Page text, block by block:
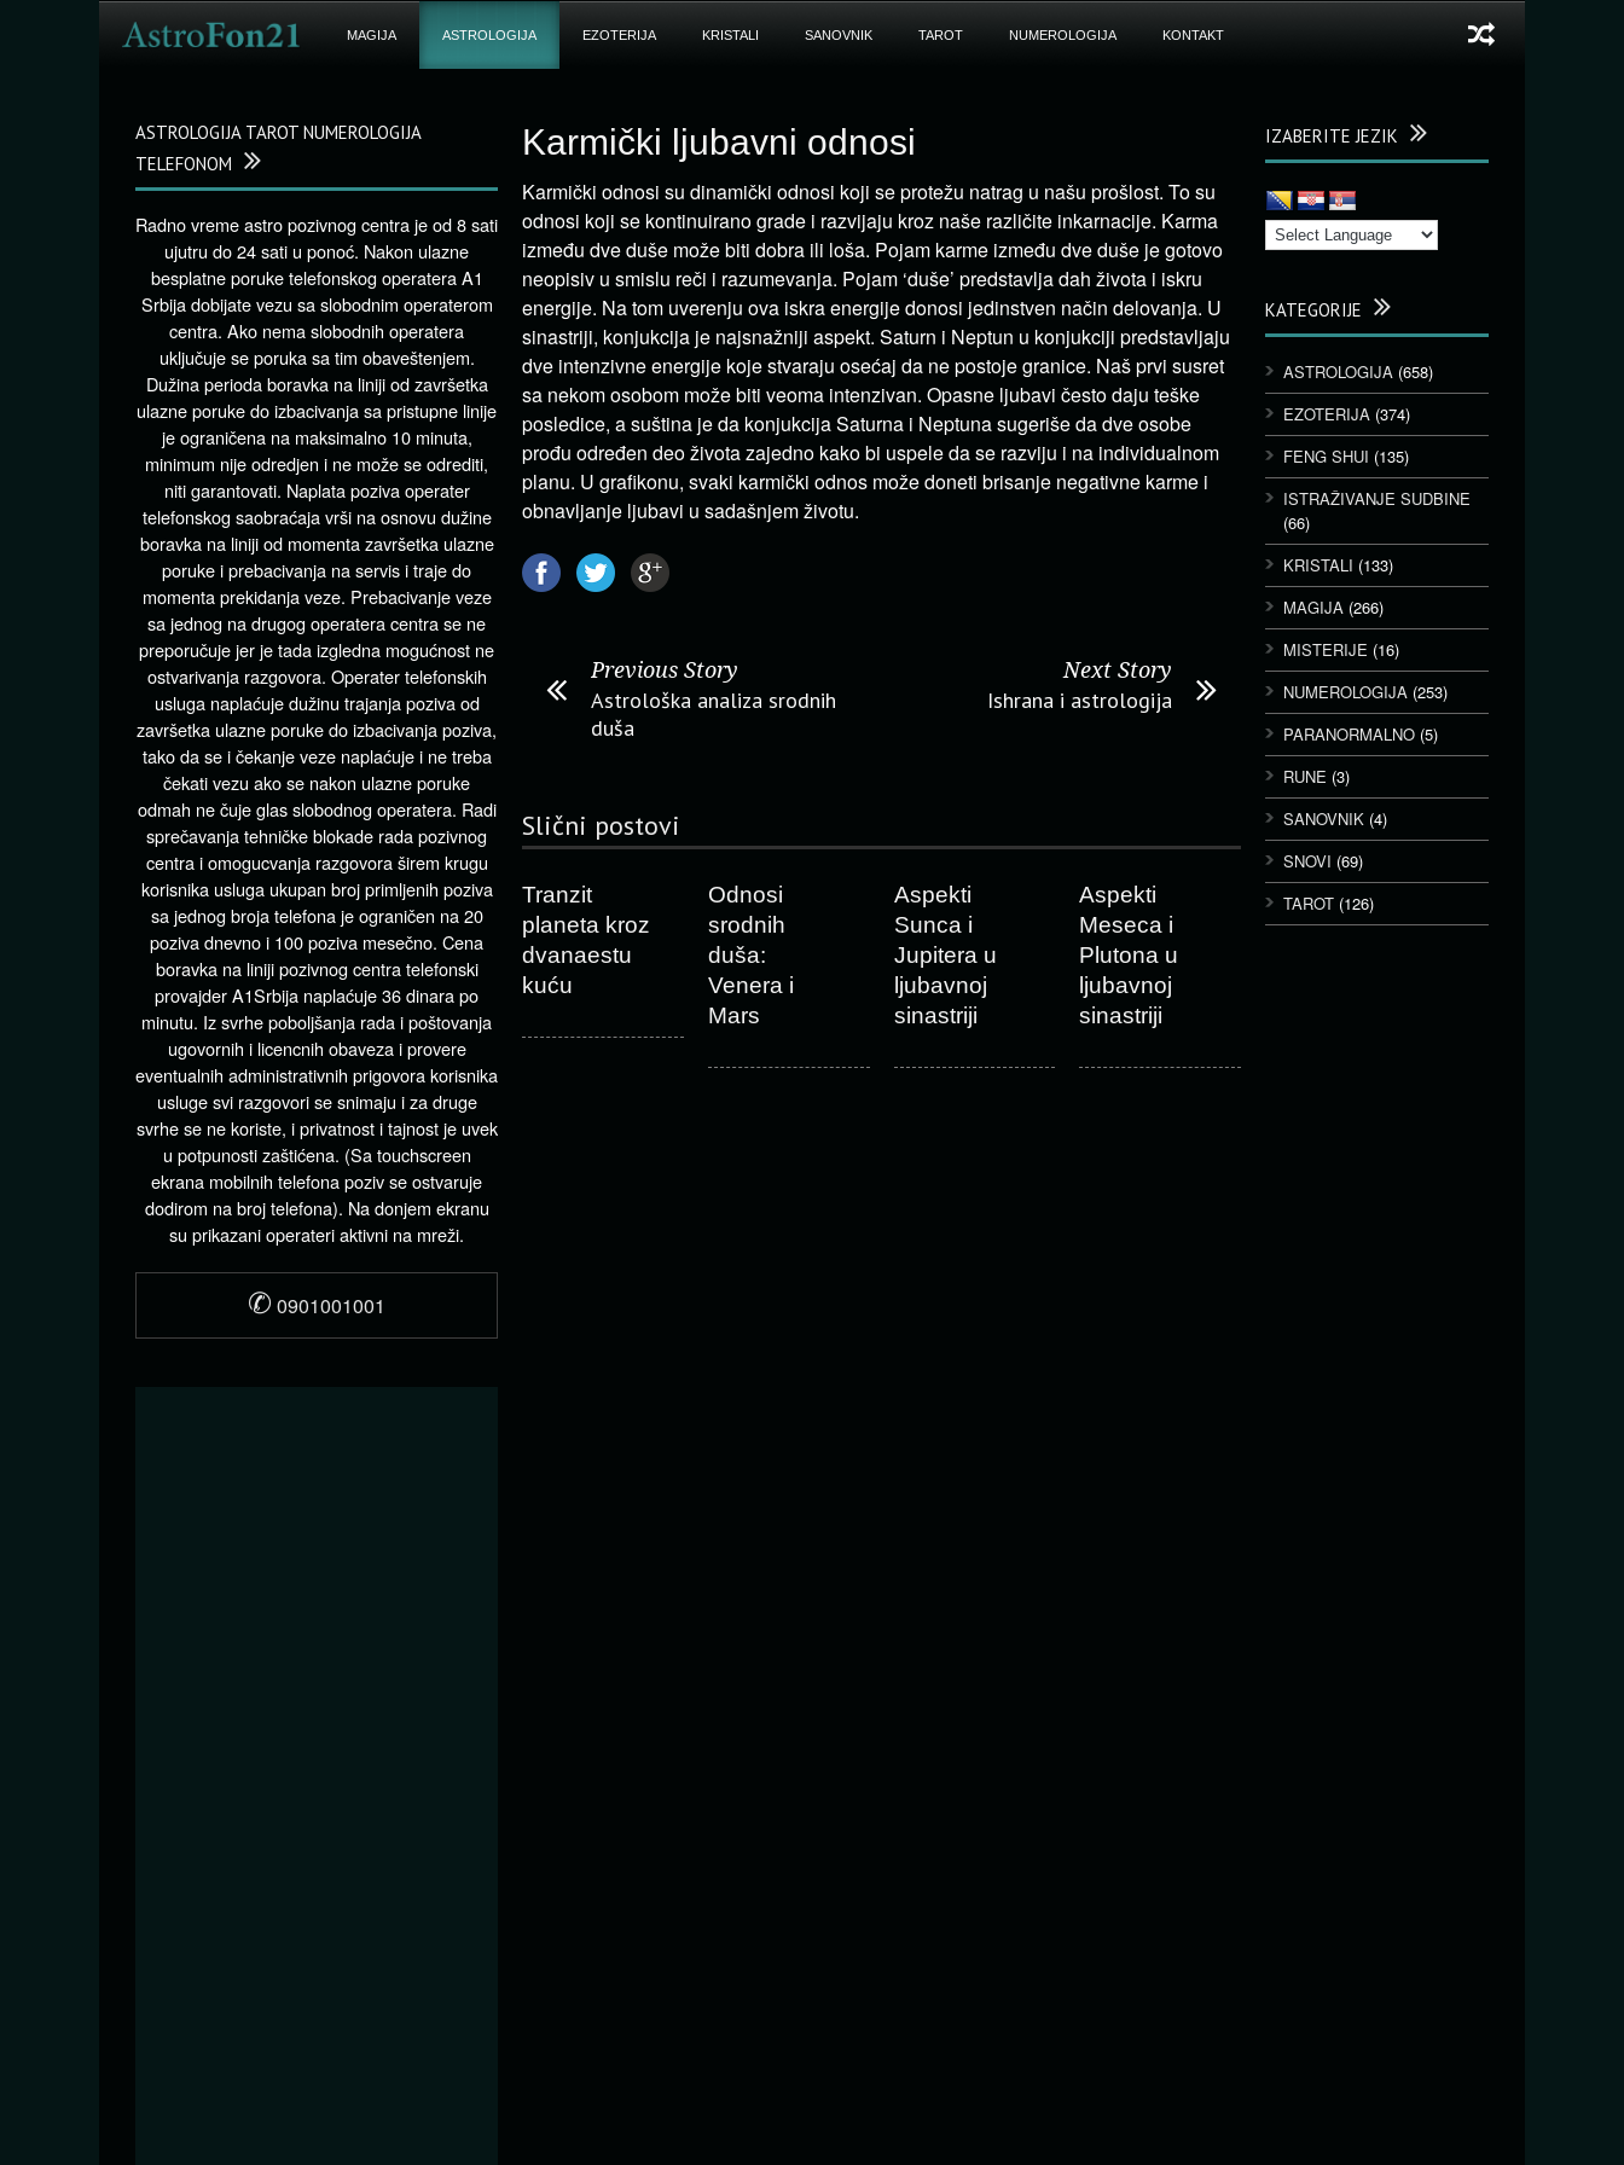
MAGIJA ASTROLOGIJA EZOTERIJA KRISTALI SANOVNIK TAROT NUMEROLOGIJA KONTAKT
Karmički ljubavni odnosi
Karmički odnosi su dinamički odnosi koji se protežu natrag u našu prošlost. To su
odnosi koji se kontinuirano grade i razvijaju kroz naše različite inkarnacije. Karma
između dve duše može biti dobra ili loša. Pojam karme između dve duše je gotovo
neopisiv u smislu reči i razumevanja. Pojam ‘duše’ predstavlja dah života i iskru
energije. Na tom uverenju ova iskra energije donosi jedinstven način delovanja. U
sinastriji, konjukcija je najsnažniji aspekt. Saturn i Neptun u konjukciji predstavljaju
dve intenzivne energije koje stvaraju osećaj da ne postoje granice. Naš prvi susret
sa nekom osobom može biti veoma intenzivan. Opasne ljubavi često daju teške
posledice, a suština je da konjukcija Saturna i Neptuna sugeriše da dve osobe
prođu određen deo života zajedno kako bi uspele da se razviju i na individualnom
planu. U grafikonu, svaki karmički odnos može doneti brisanje negativne karme i
obnavljanje ljubavi u sadašnjem životu.
Previous Story
Astrološka analiza srodnih
duša
Next Story
Ishrana i astrologija
Slični postovi
Tranzit
planeta kroz
dvanaestu
kuću
Odnosi
srodnih
duša:
Venera i
Mars
Aspekti
Sunca i
Jupitera u
ljubavnoj
sinastriji
Aspekti
Meseca i
Plutona u
ljubavnoj
sinastriji
IZABERITE JEZIK
KATEGORIJE
ASTROLOGIJA (658)
EZOTERIJA (374)
FENG SHUI (135)
ISTRAŽIVANJE SUDBINE
(66)
KRISTALI (133)
MAGIJA (266)
MISTERIJE (16)
NUMEROLOGIJA (253)
PARANORMALNO (5)
RUNE (3)
SANOVNIK (4)
SNOVI (69)
TAROT (126)
ASTROLOGIJA TAROT NUMEROLOGIJA
TELEFONOM
Radno vreme astro pozivnog centra je od 8 sati
ujutru do 24 sati u ponoć. Nakon ulazne
besplatne poruke telefonskog operatera A1
Srbija dobijate vezu sa slobodnim operaterom
centra. Ako nema slobodnih operatera
uključuje se poruka sa tim obaveštenjem.
Dužina perioda boravka na liniji od završetka
ulazne poruke do izbacivanja sa pristupne linije
je ograničena na maksimalno 10 minuta,
minimum nije odredjen i ne može se odrediti,
niti garantovati. Naplata poziva operater
telefonskog saobraćaja vrši na osnovu dužine
boravka na liniji od momenta završetka ulazne
poruke i prebacivanja na servis i traje do
momenta prekidanja veze. Prebacivanje veze
sa jednog na drugog operatera centra se ne
preporučuje jer je tada izgledna mogućnost ne
ostvarivanja razgovora. Operater telefonskih
usluga naplaćuje dužinu trajanja poziva od
završetka ulazne poruke do izbacivanja poziva,
tako da se i čekanje veze naplaćuje i ne treba
čekati vezu ako se nakon ulazne poruke
odmah ne čuje glas slobodnog operatera. Radi
sprečavanja tehničke blokade rada pozivnog
centra i omogucvanja razgovora širem krugu
korisnika usluga ukupan broj primljenih poziva
sa jednog broja telefona je ograničen na 20
poziva dnevno i 100 poziva mesečno. Cena
boravka na liniji pozivnog centra telefonski
provajder A1Srbija naplaćuje 36 dinara po
minutu. Iz svrhe poboljšanja rada i poštovanja
ugovornih i licencnih obaveza i provere
eventualnih administrativnih prigovora korisnika
usluge svi razgovori se snimaju i za druge
svrhe se ne koriste, i privatnost i tajnost je uvek
u potpunosti zaštićena. (Sa touchscreen
ekrana mobilnih telefona poziv se ostvaruje
dodirom na broj telefona). Na donjem ekranu
su prikazani operateri aktivni na mreži.
✆ 0901001001